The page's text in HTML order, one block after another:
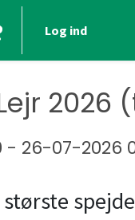
Log ind
- 26-07-2026